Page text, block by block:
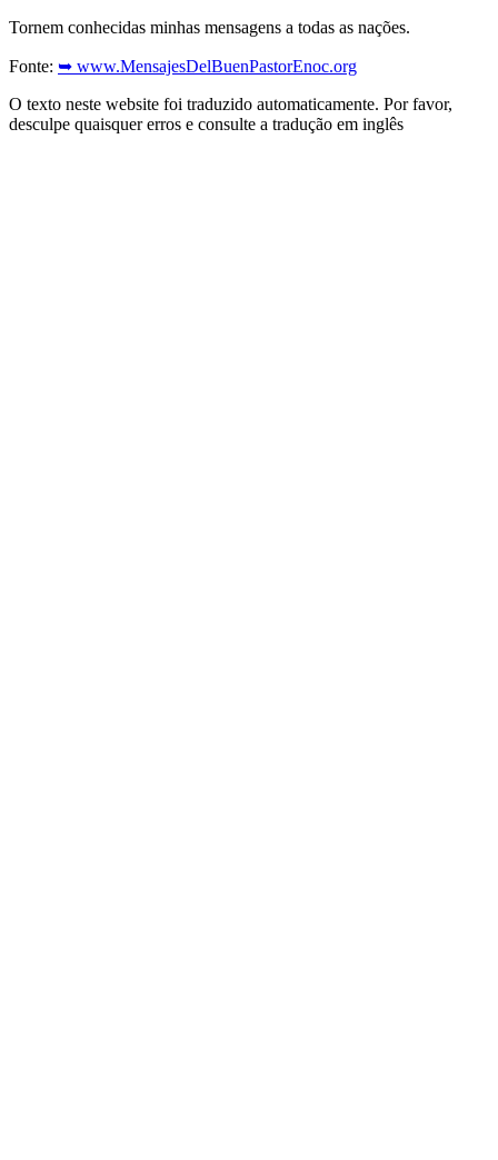
Tornem conhecidas minhas mensagens a todas as nações.
Fonte: ➥ www.MensajesDelBuenPastorEnoc.org
O texto neste website foi traduzido automaticamente. Por favor,
desculpe quaisquer erros e consulte a tradução em inglês